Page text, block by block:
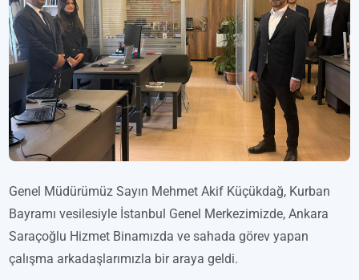
Genel Müdürümüz Sayın Mehmet Akif Küçükdağ, Kurban
Bayramı vesilesiyle İstanbul Genel Merkezimizde, Ankara
Saraçoğlu Hizmet Binamızda ve sahada görev yapan
çalışma arkadaşlarımızla bir araya geldi.